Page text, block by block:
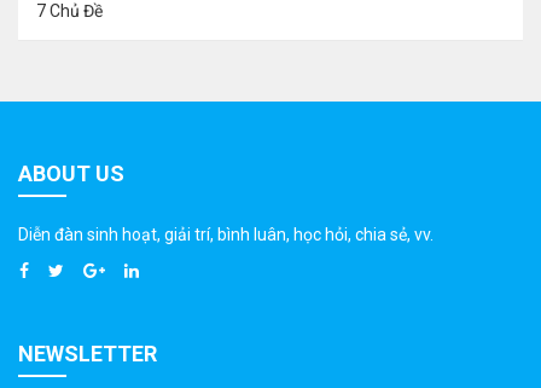
7 Chủ Đề
ABOUT US
Diễn đàn sinh hoạt, giải trí, bình luân, học hỏi, chia sẻ, vv.
NEWSLETTER